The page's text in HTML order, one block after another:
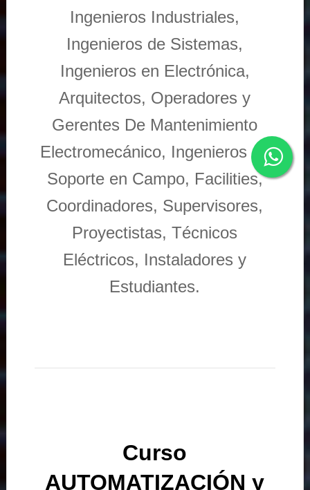
Ingenieros Industriales,
Ingenieros de Sistemas,
Ingenieros en Electrónica,
Arquitectos, Operadores y
Gerentes De Mantenimiento
Electromecánico, Ingenieros de
Soporte en Campo, Facilities,
Coordinadores, Supervisores,
Proyectistas, Técnicos
Eléctricos, Instaladores y
Estudiantes.
Curso
AUTOMATIZACIÓN y